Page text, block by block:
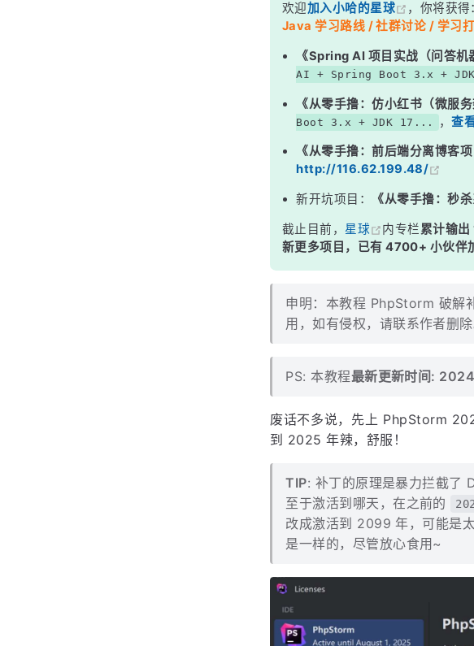
欢迎加入小哈的星球 ，你将获得
Java 学习路线 / 社群讨论 / 学习
《Spring AI 项目实战（问答机
AI + Spring Boot 3.x +
《从零手撸：仿小红书（微服务
Boot 3.x + JDK 17...
，查
《从零手撸：前后端分离博客
http://116.62.199.48/
新开坑项目： 《从零手撸：秒
截止目前， 星球 内专栏累计输
新更多项目，已有 4700+ 小伙伴
申明：本教程 PhpStorm 破解
用，如有侵权，请联系作者删
PS: 本教程最新更新时间:
废话不多说，先上 PhpStorm
到 2025 年辣，舒服！
TIP: 补丁的原理是暴力拦截了
至于激活到哪天，在之前的
改成激活到 2099 年，可能是
是一样的，尽管放心食用~